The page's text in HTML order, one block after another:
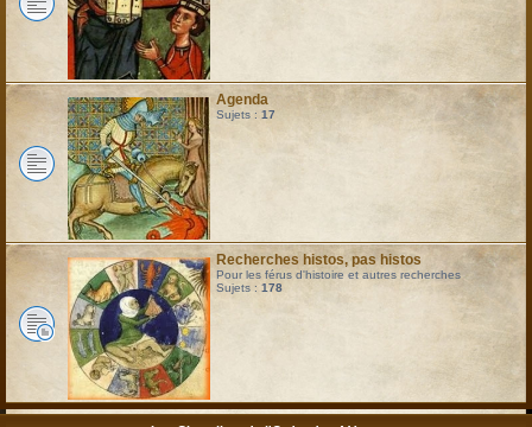
Agenda
Sujets : 17
Recherches histos, pas histos
Pour les férus d'histoire et autres recherches
Sujets : 178